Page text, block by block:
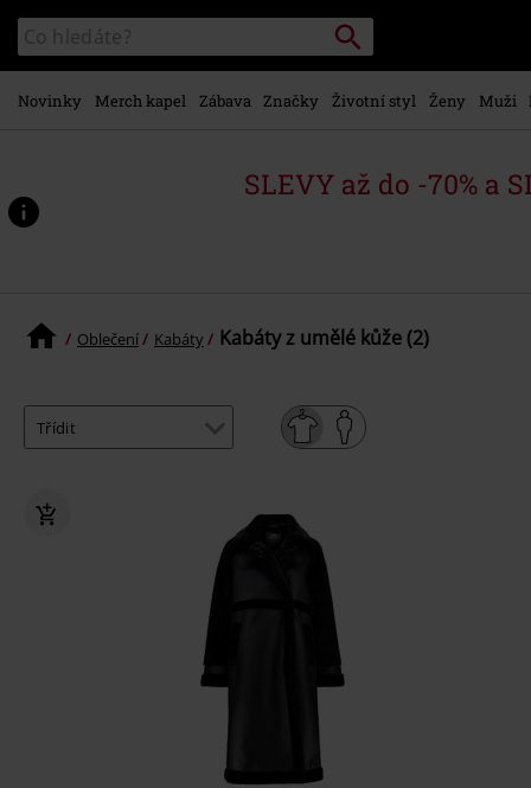
hlavnímu
obsahu
Katalog
vyhledávání
Vyhledávání
Novinky Merch kapel Zábava Značky Životní styl Ženy Muži
SLEVY až do -70% a
Oblečení Kabáty Kabáty z umělé kůže (2)